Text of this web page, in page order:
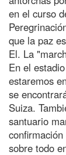
en el curso
que la paz
El. La
En el
estaremos
se
Suiza.
santuario
sobre todo